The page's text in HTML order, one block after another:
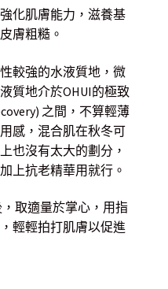
化肌膚能力，滋養基
膚粗糙。
較強的水液質地，微
質地介於OHUI的極致
之間，不算輕薄
感，混合肌在秋冬可
也沒有太大的劃分，
上抗老精華用就行。
取適量於掌心，用指
輕輕拍打肌膚以促進